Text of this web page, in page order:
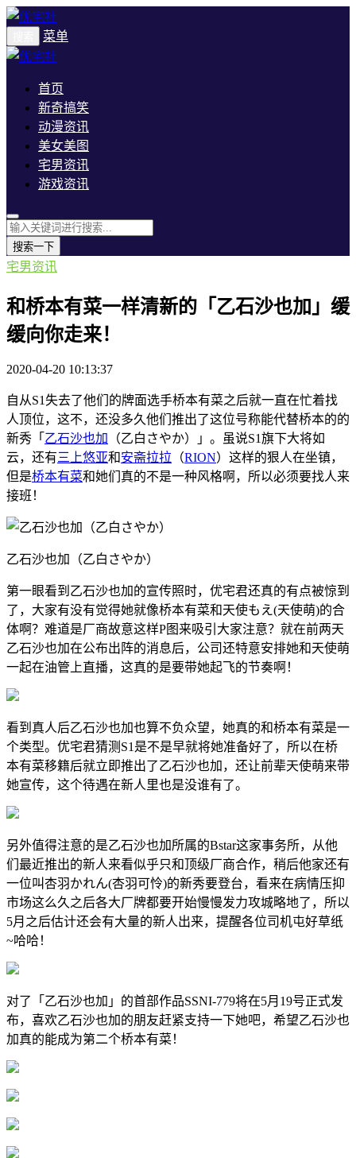
菜单
首页
新奇搞笑
动漫资讯
美女美图
宅男资讯
游戏资讯
搜索一下
宅男资讯
和桥本有菜一样清新的「乙石沙也加」缓
缓向你走来！
2020-04-20 10:13:37
自从S1失去了他们的牌面选手桥本有菜之后就一直在忙着找
人顶位，这不，还没多久他们推出了这位号称能代替桥本的的
新秀「 乙石沙也加
（乙白さやか）」。虽说S1旗下大将如
云，还有三上悠亚和安斋拉拉 （RION）这样的狠人在坐镇，
但是桥本有菜和她们真的不是一种风格啊，所以必须要找人来
接班！
乙石沙也加（乙白さやか）
第一眼看到乙石沙也加的宣传照时，优宅君还真的有点被惊到
了，大家有没有觉得她就像桥本有菜和天使もえ(天使萌)的合
体啊？难道是厂商故意这样P图来吸引大家注意？就在前两天
乙石沙也加在公布出阵的消息后，公司还特意安排她和天使萌
一起在油管上直播，这真的是要带她起飞的节奏啊！
看到真人后乙石沙也加也算不负众望，她真的和桥本有菜是一
个类型。优宅君猜测S1是不是早就将她准备好了，所以在桥
本有菜移籍后就立即推出了乙石沙也加，还让前辈天使萌来带
她宣传，这个待遇在新人里也是没谁有了。
另外值得注意的是乙石沙也加所属的Bstar这家事务所，从他
们最近推出的新人来看似乎只和顶级厂商合作，稍后他家还有
一位叫杏羽かれん(杏羽可怜)的新秀要登台，看来在病情压抑
市场这么久之后各大厂牌都要开始慢慢发力攻城略地了，所以
5月之后估计还会有大量的新人出来，提醒各位司机屯好草纸
~哈哈！
对了「乙石沙也加」的首部作品SSNI-779将在5月19号正式发
布，喜欢乙石沙也加的朋友赶紧支持一下她吧，希望乙石沙也
加真的能成为第二个桥本有菜！